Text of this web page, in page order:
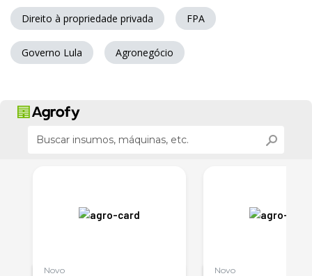
Direito à propriedade privada FPA
Governo Lula Agronegócio
Novo Novo